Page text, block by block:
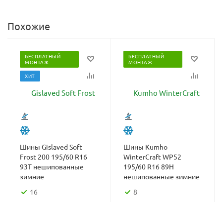
Похожие
БЕСПЛАТНЫЙ
МОНТАЖ
ХИТ
Шины Gislaved Soft
Frost 200 195/60 R16
93T нешипованные
зимние
16
БЕСПЛАТНЫЙ
МОНТАЖ
Шины Kumho
WinterCraft WP52
195/60 R16 89H
нешипованные зимние
8